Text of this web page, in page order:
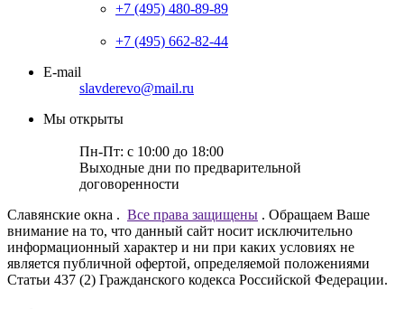
+7 (495) 480-89-89
+7 (495) 662-82-44
E-mail
slavderevo@mail.ru
Мы открыты
Пн-Пт: с 10:00 до 18:00
Выходные дни по предварительной
договоренности
Славянские окна . Все права защищены . Обращаем Ваше
внимание на то, что данный сайт носит исключительно
информационный характер и ни при каких условиях не
является публичной офертой, определяемой положениями
Статьи 437 (2) Гражданского кодекса Российской Федерации.